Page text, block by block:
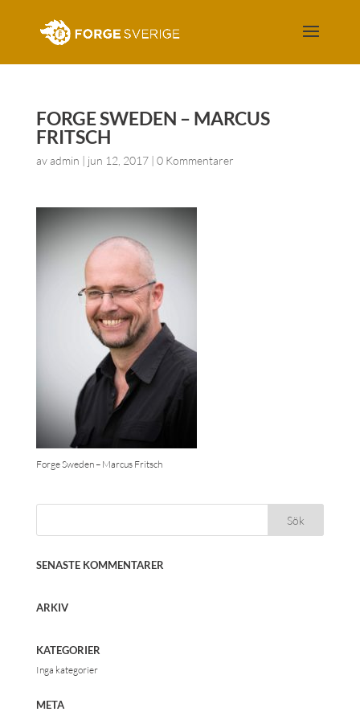
FORGE SWEDEN – MARCUS
FRITSCH
avadmin | jun 12, 2017| 0 Kommentarer
Forge Sweden – Marcus Fritsch
SENASTE KOMMENTARER
ARKIV
KATEGORIER
Inga kategorier
META